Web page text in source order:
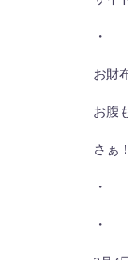
・
お財
お腹
さぁ
・
・